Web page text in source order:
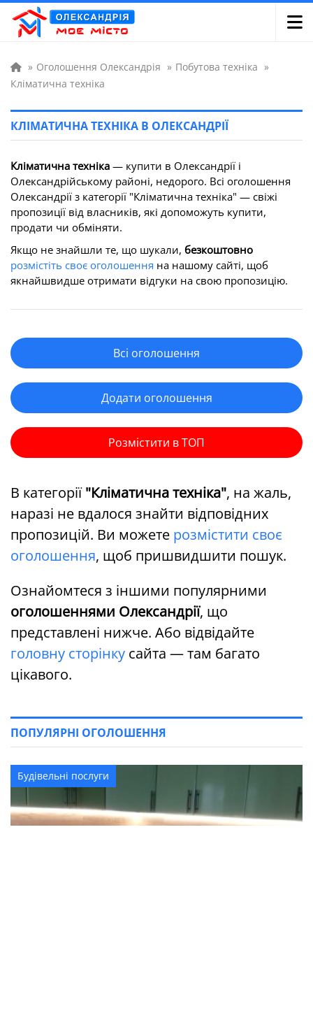
» Оголошення Олександрія » Побутова техніка »
Кліматична техніка
КЛІМАТИЧНА ТЕХНІКА В ОЛЕКСАНДРІЇ
Кліматична техніка — купити в Олександрії і
Олександрійському районі, недорого. Всі оголошення
Олександрії з категорії "Кліматична техніка" — свіжі
пропозиції від власників, які допоможуть купити,
продати чи обміняти.
Якщо не знайшли те, що шукали, безкоштовно
розмістіть своє оголошення на нашому сайті, щоб
якнайшвидше отримати відгуки на свою пропозицію.
Всі оголошення
Додати оголошення
Розмістити в ТОП
В категорії"Кліматична техніка", на жаль,
наразі не вдалося знайти відповідних
пропозицій. Ви можете розмістити своє
оголошення, щоб пришвидшити пошук.
Ознайомтеся з іншими популярними
оголошеннями Олександрії, що
представлені нижче. Або відвідайте
головну сторінку сайта — там багато
цікавого.
ПОПУЛЯРНІ ОГОЛОШЕННЯ
Будівельні послуги